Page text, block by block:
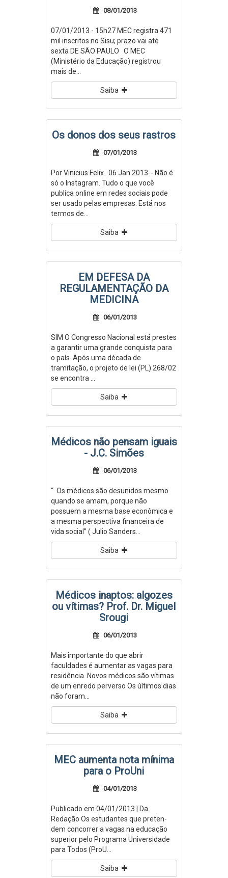
08/01/2013
07/01/2013 - 15h27 MEC registra 471
mil inscritos no Sisu; prazo vai até
sexta DE SÃO PAULO O MEC
(Ministério da Educação) registrou
mais de...
Saiba
Os donos dos seus rastros
07/01/2013
Por Vinicius Felix 06 Jan 2013-- Não é
só o Instagram. Tudo o que você
publica online em redes sociais pode
ser usado pelas empresas. Está nos
termos de...
Saiba
EM DEFESA DA
REGULAMENTAÇÃO DA
MEDICINA
06/01/2013
SIM O Congresso Nacional está prestes
a garantir uma grande conquista para
o país. Após uma década de
tramitação, o projeto de lei (PL) 268/02
se encontra ...
Saiba
Médicos não pensam iguais
- J.C. Simões
06/01/2013
“ Os médicos são desunidos mesmo
quando se amam, porque não
possuem a mesma base econômica e
a mesma perspectiva financeira de
vida social” ( Julio Sanders...
Saiba
Médicos inaptos: algozes
ou vítimas? Prof. Dr. Miguel
Srougi
06/01/2013
Mais importante do que abrir
faculdades é aumentar as vagas para
residência. Novos médicos são vítimas
de um enredo perverso Os últimos dias
não foram...
Saiba
MEC aumenta nota mínima
para o ProUni
04/01/2013
Publicado em 04/01/2013 | Da
Redação Os estudantes que preten­­
dem concorrer a vagas na educação
superior pelo Programa Universidade
para Todos (Pro­­U...
Saiba